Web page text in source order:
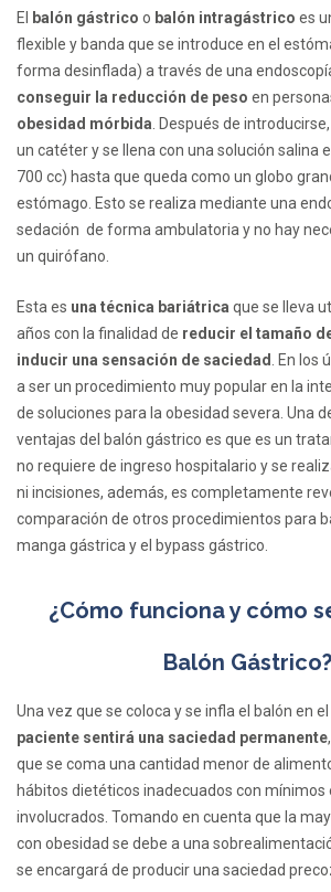
El balón gástrico o balón intragástrico es
flexible y banda que se introduce en el
forma desinflada) a través de una
conseguir la reducción de peso en
obesidad mórbida . Después de
un catéter y se llena con una solución salina
700 cc) hasta que queda como un globo
estómago. Esto se realiza mediante una
sedación de forma ambulatoria y no hay
un quirófano.
Esta es una técnica bariátrica que se lleva
años con la finalidad de reducir el tamaño
inducir una sensación de saciedad
. En
a ser un procedimiento muy popular en la
de soluciones para la obesidad severa. Una
ventajas del balón gástrico es que es un
no requiere de ingreso hospitalario y se
ni incisiones, además, es completamente
comparación de otros procedimientos para
manga gástrica y el bypass gástrico.
¿Cómo funciona y cómo
Balón Gástrico?
Una vez que se coloca y se infla el balón en
paciente sentirá una saciedad permanente
que se coma una cantidad menor de
hábitos dietéticos inadecuados con
involucrados. Tomando en cuenta que la
con obesidad se debe a una
se encargará de producir una saciedad